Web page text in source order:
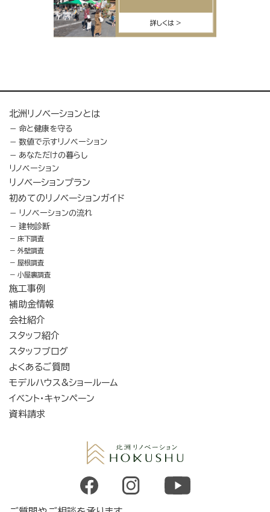
詳しくは
北洲リノベーションとは
命と健康を守る
数値で示すリノベーション
あなただけの暮らし
リノベーション
リノベーションプラン
初めてのリノベーションガイド
リノベーションの流れ
建物診断
床下調査
外壁調査
屋根調査
小屋裏調査
施工事例
補助金情報
会社紹介
スタッフ紹介
スタッフブログ
よくあるご質問
モデルハウス&ショールーム
イベント・キャンペーン
資料請求